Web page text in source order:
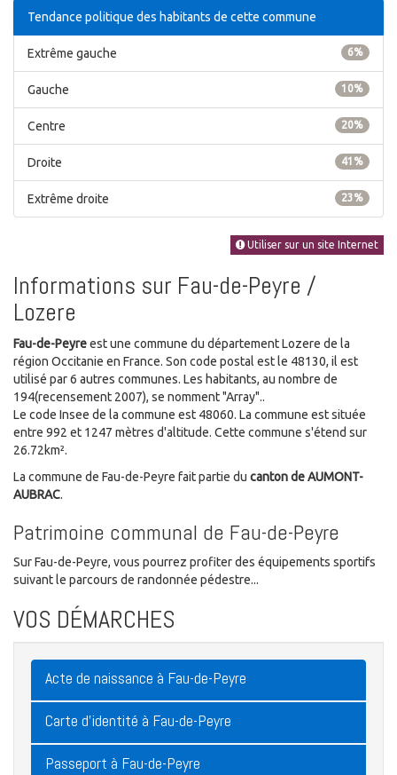
Tendance politique des habitants de cette commune
6%
Extrême gauche
10%
Gauche
20%
Centre
41%
Droite
23%
Extrême droite
Utiliser sur un site Internet
Informations sur Fau-de-Peyre /
Lozere
Fau-de-Peyreest une commune du département Lozere de la
région Occitanie en France. Son code postal est le 48130, il est
utilisé par 6 autres communes. Les habitants, au nombre de
194(recensement 2007), se nomment "Array"..
Le code Insee de la commune est 48060. La commune est située
entre 992 et 1247 mètres d'altitude. Cette commune s'étend sur
26.72km².
La commune de Fau-de-Peyre fait partie du canton de AUMONT-
AUBRAC.
Patrimoine communal de Fau-de-Peyre
Sur Fau-de-Peyre, vous pourrez profiter des équipements sportifs
suivant le parcours de randonnée pédestre...
VOS DÉMARCHES
Acte de naissance à Fau-de-Peyre
Carte d'identité à Fau-de-Peyre
Passeport à Fau-de-Peyre